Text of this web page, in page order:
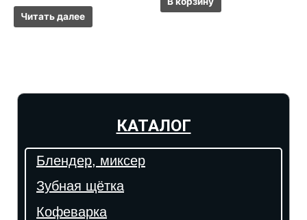
Читать далее
КАТАЛОГ
Блендер, миксер
Зубная щётка
Кофеварка